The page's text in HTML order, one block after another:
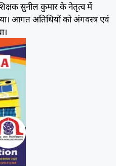
सुनील कुमार के नेतृत्व में
आगत अतिथियों को अंगवस्त्र एवं